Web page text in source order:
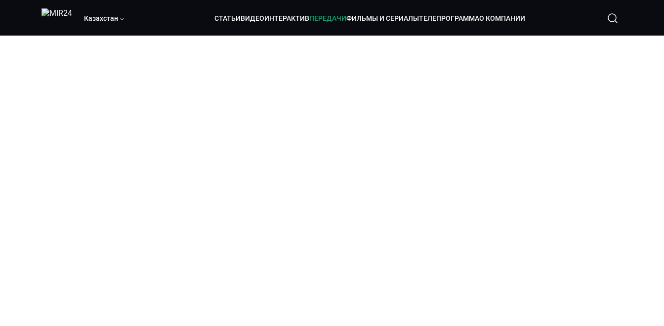
Казахстан СТАТЬИВИДЕОИНТЕРАКТИВПЕРЕДАЧИФИЛЬМЫ И СЕРИАЛЫТЕЛЕПРОГРАММАО КОМПАНИИ